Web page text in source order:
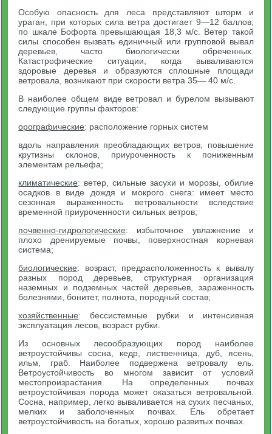
Особую опасность для леса представляют шторм и
ураган, при которых сила ветра достигает 9—12 баллов,
по шкале Бофорта превышающая 18,3 м/с. Ветер такой
силы способен вызвать единичный или групповой вывал
деревьев, часто биологически обреченных.
Катастрофические ситуации, когда вываливаются
здоровые деревья и образуются сплошные площади
ветровала, возникают при скорости ветра 35— 40 м/с.
В наиболее общем виде ветровал и бурелом вызывают
следующие группы факторов:
орографические: расположение горных систем
вдоль направления преобладающих ветров, повышение
крутизны склонов, приуроченность к пониженным
элементам рельефа;
климатические: ветер, сильные засухи и морозы, обилие
осадков в виде дождя и мокрого снега: имеет место
сезонная выраженность ветровальности вследствие
временной приуроченности сильных ветров;
почвенно-гидрологические: избыточное увлажнение и
плохо дренируемые почвы, поверхностная корневая
система;
биологические: возраст, предрасположенность к вывалу
разных пород деревьев, структурная организация
наземных и подземных частей деревьев, зараженность
болезнями, бонитет, полнота, породный состав;
хозяйственные: бессистемные рубки и интенсивная
эксплуатация лесов, возраст рубки.
Из основных лесообразующих пород наиболее
ветроустойчивы сосна, кедр, лиственница, дуб, ясень,
ильм, граб. Наиболее подвержена ветровалу ель.
Ветроустойчивость во многом зависит от условий
местопроизрастания. На определенных почвах
ветроустойчивая порода может оказаться ветровальной.
Сосна, например, легко вываливается на сухих песчаных,
мелких и заболоченных почвах. Ель обретает
ветроустойчивость на богатых, хорошо развитых почвах.